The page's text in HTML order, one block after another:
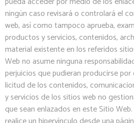
ningún caso revisará o controlará el
web, así como tampoco aprueba,
productos y servicios, contenidos,
material existente en los referidos
Web no asume ninguna
perjuicios que pudieran producirse
licitud de los contenidos,
y servicios de los sitios web no
que sean enlazados en este Sitio